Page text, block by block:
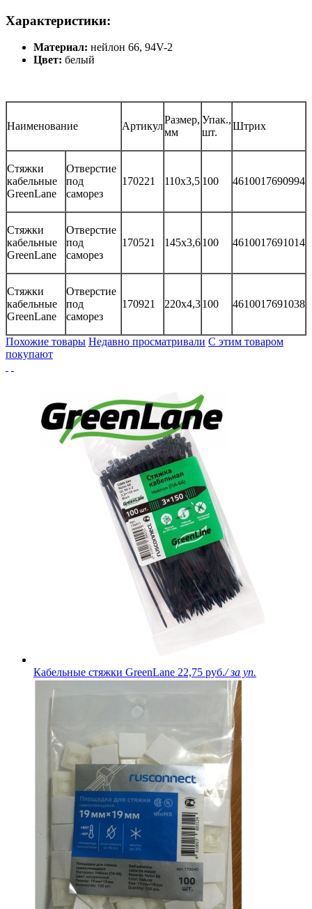
Характеристики:
Материал: нейлон 66, 94V-2
Цвет: белый
Наименование Артикул
Размер,
мм
Упак.,
шт.
Штрих
Стяжки
кабельные
GreenLane
Отверстие
под
саморез
170221 110х3,5 100 4610017690994
Стяжки
кабельные
GreenLane
Отверстие
под
саморез
170521 145х3,6100 4610017691014
Стяжки
кабельные
GreenLane
Отверстие
под
саморез
170921 220х4,3100 4610017691038
Похожие товары Недавно просматривали С этим товаром
покупают
Кабельные стяжки GreenLane 22,75 руб./ за уп.